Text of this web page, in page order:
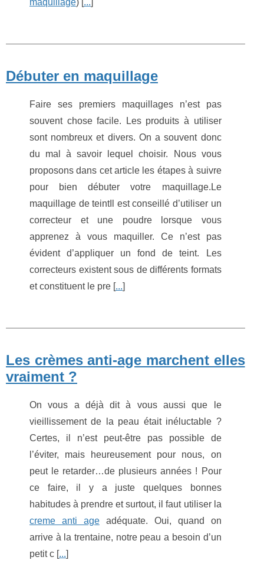
maquillage) [ ...
Débuter en maquillage
Faire ses premiers maquillages n’est pas
souvent chose facile. Les produits à utiliser
sont nombreux et divers. On a souvent donc
du mal à savoir lequel choisir. Nous vous
proposons dans cet article les étapes à suivre
pour bien débuter votre maquillage.Le
maquillage de teintIl est conseillé d’utiliser un
correcteur et une poudre lorsque vous
apprenez à vous maquiller. Ce n’est pas
évident d’appliquer un fond de teint. Les
correcteurs existent sous de différents formats
et constituent le pre [...]
Les crèmes anti-age marchent elles
vraiment ?
On vous a déjà dit à vous aussi que le
vieillissement de la peau était inéluctable ?
Certes, il n’est peut-être pas possible de
l’éviter, mais heureusement pour nous, on
peut le retarder…de plusieurs années ! Pour
ce faire, il y a juste quelques bonnes
habitudes à prendre et surtout, il faut utiliser la
creme anti ageadéquate. Oui, quand on
arrive à la trentaine, notre peau a besoin d’un
petit c [...]